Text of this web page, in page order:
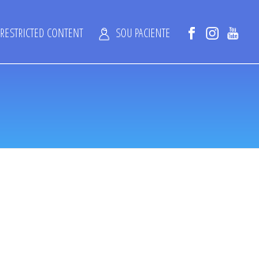
RESTRICTED CONTENT SOU PACIENTE